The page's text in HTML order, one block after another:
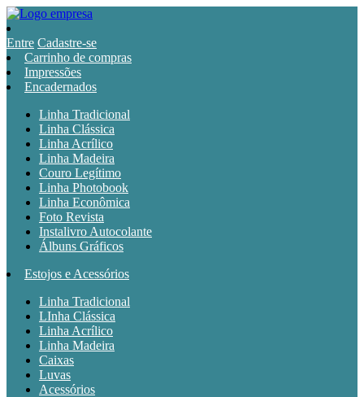
Entre Cadastre-se
Carrinho de compras
Impressões
Encadernados
Linha Tradicional
Linha Clássica
Linha Acrílico
Linha Madeira
Couro Legítimo
Linha Photobook
Linha Econômica
Foto Revista
Instalivro Autocolante
Álbuns Gráficos
Estojos e Acessórios
Linha Tradicional
LInha Clássica
Linha Acrílico
Linha Madeira
Caixas
Luvas
Acessórios